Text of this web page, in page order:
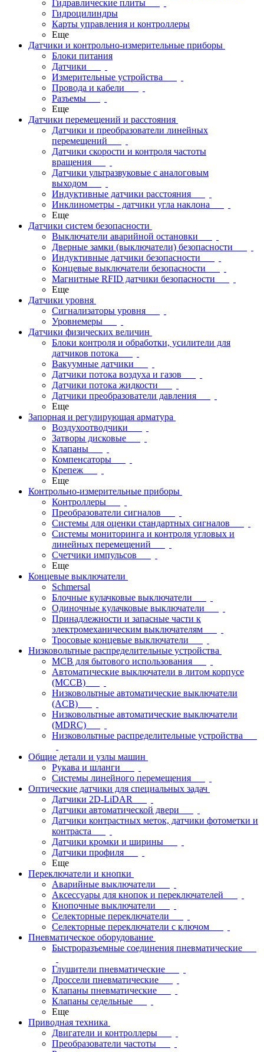
Гидравлические плиты
Гидроцилиндры
Карты управления и контроллеры
Еще
Датчики и контрольно-измерительные приборы
Блоки питания
Датчики
Измерительные устройства
Провода и кабели
Разъемы
Еще
Датчики перемещений и расстояния
Датчики и преобразователи линейных
перемещений
Датчики скорости и контроля частоты
вращения
Датчики ультразвуковые с аналоговым
выходом
Индуктивные датчики расстояния
Инклинометры - датчики угла наклона
Еще
Датчики систем безопасности
Выключатели аварийной остановки
Дверные замки (выключатели) безопасности
Индуктивные датчики безопасности
Концевые выключатели безопасности
Магнитные RFID датчики безопасности
Еще
Датчики уровня
Сигнализаторы уровня
Уровнемеры
Датчики физических величин
Блоки контроля и обработки, усилители для
датчиков потока
Вакуумные датчики
Датчики потока воздуха и газов
Датчики потока жидкости
Датчики преобразователи давления
Еще
Запорная и регулирующая арматура
Воздухоотводчики
Затворы дисковые
Клапаны
Компенсаторы
Крепеж
Еще
Контрольно-измерительные приборы
Контроллеры
Преобразователи сигналов
Системы для оценки стандартных сигналов
Системы мониторинга и контроля угловых и
линейных перемещений
Счетчики импульсов
Еще
Концевые выключатели
Schmersal
Блочные кулачковые выключатели
Одиночные кулачковые выключатели
Принадлежности и запасные части к
электромеханическим выключателям
Тросовые концевые выключатели
Низковольтные распределительные устройства
MCB для бытового использования
Автоматические выключатели в литом корпусе
(MCCB)
Низковольтные автоматические выключатели
(ACB)
Низковольтные автоматические выключатели
(MDRC)
Низковольтные распределительные устройства
Общие детали и узлы машин
Рукава и шланги
Системы линейного перемещения
Оптические датчики для специальных задач
Датчики 2D-LiDAR
Датчики автоматической двери
Датчики контрастных меток, датчики фотометки и
контраста
Датчики кромки и ширины
Датчики профиля
Еще
Переключатели и кнопки
Аварийные выключатели
Аксессуары для кнопок и переключателей
Кнопочные выключатели
Селекторные переключатели
Селекторные переключатели с ключом
Пневматическое оборудование
Быстроразъемные соединения пневматические
Глушители пневматические
Дроссели пневматические
Клапаны пневматические
Клапаны седельные
Еще
Приводная техника
Двигатели и контроллеры
Преобразователи частоты